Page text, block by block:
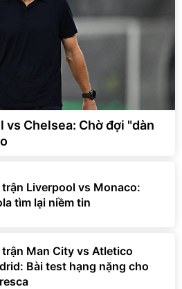
vs Chelsea: Chờ đợi "dàn
trận Liverpool vs Monaco:
tìm lại niềm tin
trận Man City vs Atletico
Bài test hạng nặng cho